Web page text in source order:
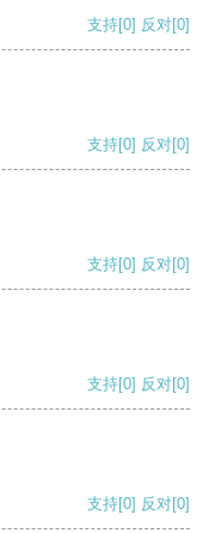
支持[0] 反对[0]
支持[0] 反对[0]
支持[0] 反对[0]
支持[0] 反对[0]
支持[0] 反对[0]